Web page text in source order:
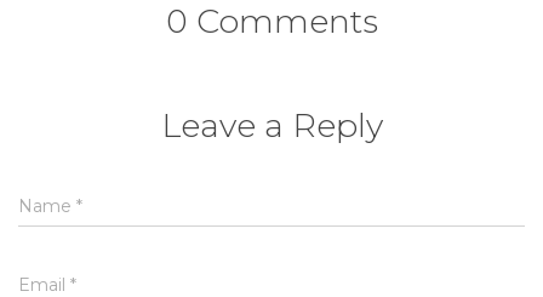
0 Comments
Leave a Reply
Name *
Email *